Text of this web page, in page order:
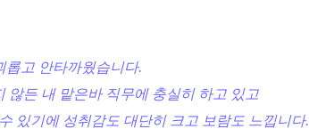
롭고 안타까웠습니다.
않든 내 맡은바 직무에 충실히 하고 있고
있기에 성취감도 대단히 크고 보람도 느낍니다.